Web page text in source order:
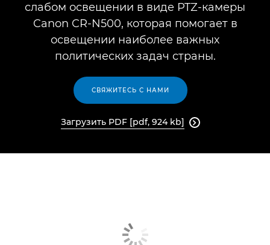
слабом освещении в виде PTZ-камеры
Canon CR-N500, которая помогает в
освещении наиболее важных
политических задач страны.
СВЯЖИТЕСЬ С НАМИ
Загрузить PDF [pdf, 924 kb] 